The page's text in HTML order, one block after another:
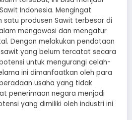
Indonesia. Mengingat
satu produsen Sawit terbesar di
mengawasi dan mengatur
Dengan melakukan pendataan
yang belum tercatat secara
untuk mengurangi celah-
ini dimanfaatkan oleh para
usaha yang tidak
penerimaan negara menjadi
yang dimiliki oleh industri ini